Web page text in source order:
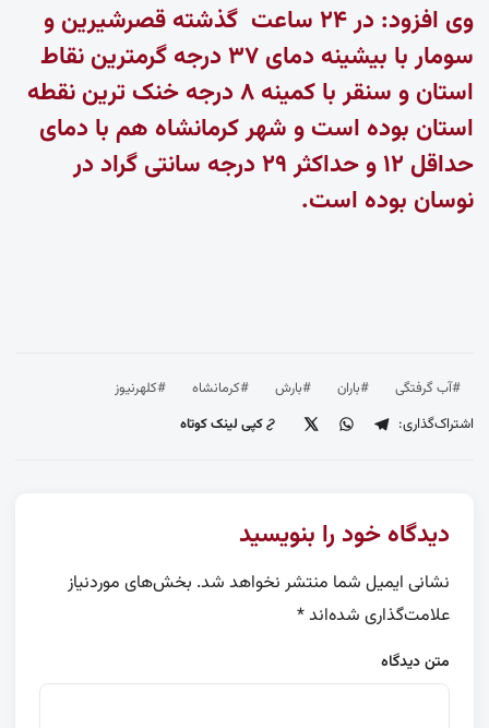
وی افزود: در ۲۴ ساعت گذشته قصرشیرین و
سومار با بیشینه دمای ۳۷ درجه گرمترین نقاط
استان و سنقر با کمینه ۸ درجه خنک ترین نقطه
استان بوده است و شهر کرمانشاه هم با دمای
حداقل ۱۲ و حداکثر ۲۹ درجه سانتی گراد در
نوسان بوده است.
#آب گرفتگی #باران #بارش #کرمانشاه
#کلهرنیوز
اشتراک‌گذاری:
کپی لینک کوتاه
دیدگاه خود را بنویسید
نشانی ایمیل شما منتشر نخواهد شد. بخش‌های موردنیاز
علامت‌گذاری شده‌اند*
متن دیدگاه